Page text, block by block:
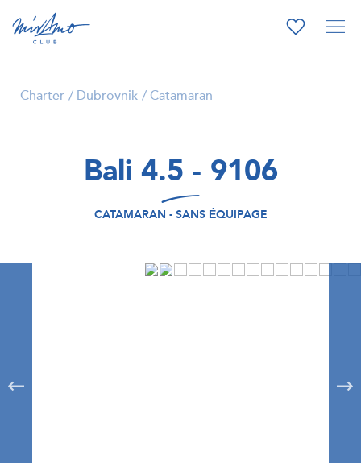
Charter Dubrovnik Catamaran
Bali 4.5 - 9106
CATAMARAN - SANS ÉQUIPAGE